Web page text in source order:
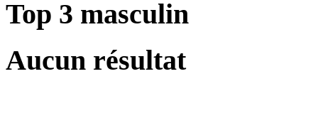
Top 3 masculin
Aucun résultat